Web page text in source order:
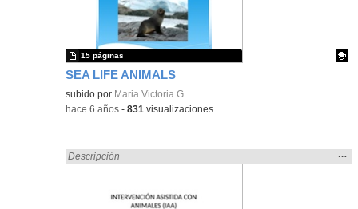
SEA LIFE ANIMALS
Contenido educativo.
subido por Maria Victoria G.
15 páginas
-hace 6 años -831 visualizaciones
Encontrado «ANIMALES» en:
Descripción
la
…